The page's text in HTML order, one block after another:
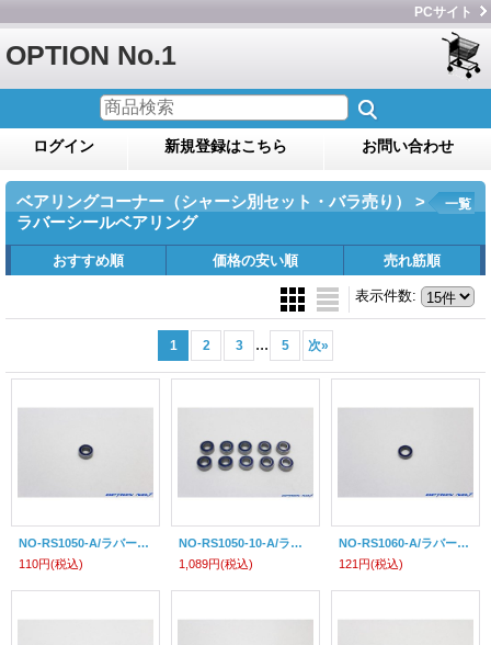
PCサイト
OPTION No.1
ログイン 新規登録はこちら お問い合わせ
ベアリングコーナー（シャーシ別セット・バラ売り） >
ラバーシールベアリング
一覧
おすすめ順 価格の安い順 売れ筋順
表示件数:
1 2 3 ... 5 次»
NO-RS1050-A/ラバーシールボールベアリング1050(10×5×4mm)1個入
110円(税込)
NO-RS1050-10-A/ラバーシールボールベアリング1050(10×5×4mm)10個入
1,089円(税込)
NO-RS1060-A/ラバーシールボールベアリング1060(10×6×3mm)1個入
121円(税込)